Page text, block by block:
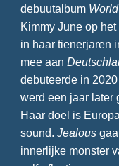
debuutalbum
Kimmy June op
in haar tienerjaren
mee aan
debuteerde in
werd een jaar later
Haar doel is
sound. Jealous
innerlijke monster